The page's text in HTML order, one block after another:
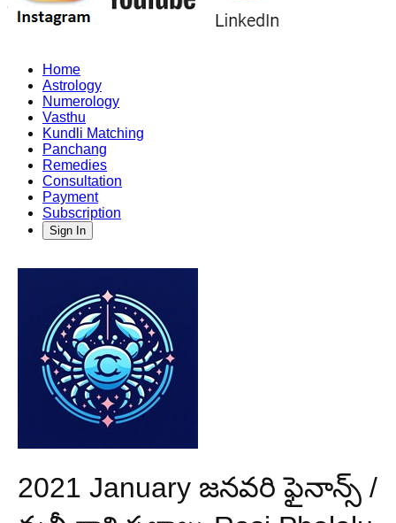
Home
Astrology
Numerology
Vasthu
Kundli Matching
Panchang
Remedies
Consultation
Payment
Subscription
Sign In
2021 January జనవరి ఫైనాన్స్ /